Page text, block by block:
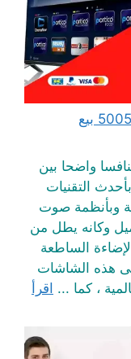
بيع تلفزيونات شاشات الكويت 50050623 بيع
واضحا بين
التقنيات
تصل 140و 150 بوصة وبأنظمة صوت
وكانه يطل من
الساطعة
هذه الشاشات
، كما ... اقرأ